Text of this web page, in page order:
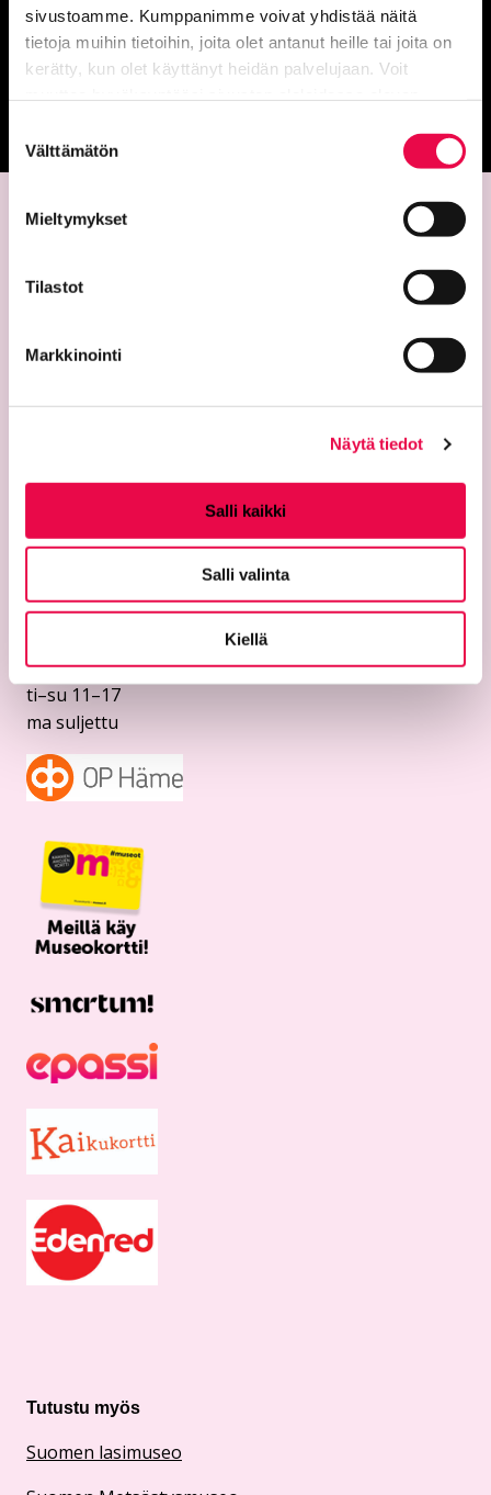
sivustoamme. Kumppanimme voivat yhdistää näitä
tietoja muihin tietoihin, joita olet antanut heille tai joita on
kerätty, kun olet käyttänyt heidän palvelujaan. Voit
valinta
Välttämätön
Mieltymykset
Tilastot
Markkinointi
Näytä tiedot
Salli kaikki
Salli valinta
Kiellä
Anna palautetta
Palautepalvelu
Siirtyy ulkoiselle
Riihimäen taidemuseo
11100 Riihimäki
riemu@riihimaki.fi
ti–su 11–17
ma suljettu
Tutustu myös
Suomen lasimuseo